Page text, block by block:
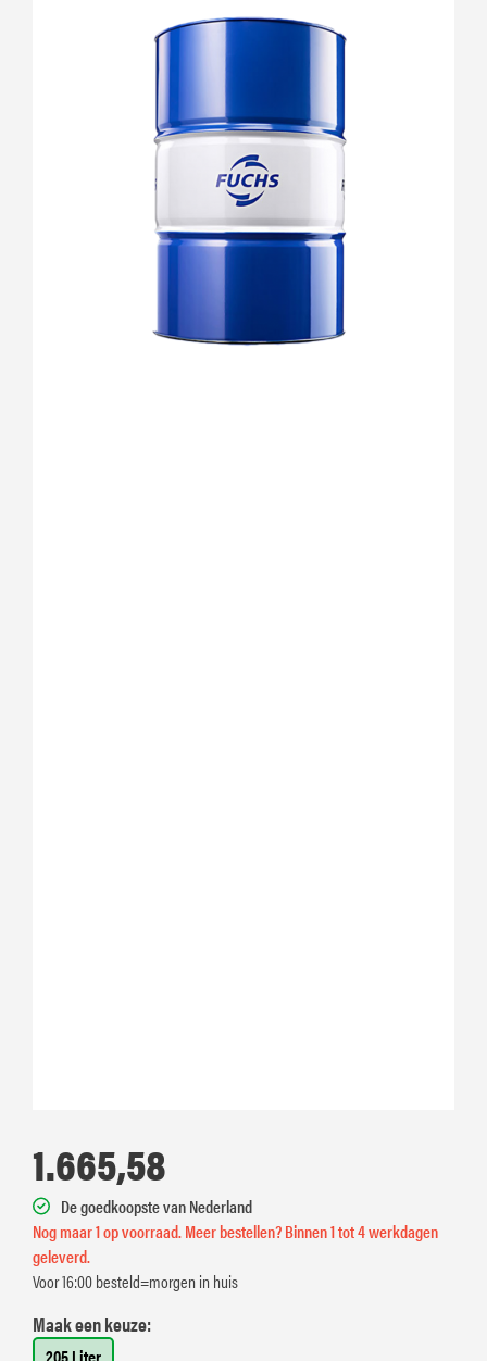
1.665,58
De goedkoopste van Nederland
Nog maar 1 op voorraad. Meer bestellen? Binnen 1 tot 4 werkdagen
geleverd.
Voor 16:00 besteld=morgen in huis
Maak een keuze: